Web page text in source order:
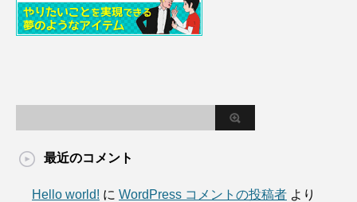
最近のコメント
Hello world! に WordPress コメントの投稿者 より